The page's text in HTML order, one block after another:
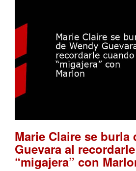
Marie Claire se burla
Guevara al
“migajera” con